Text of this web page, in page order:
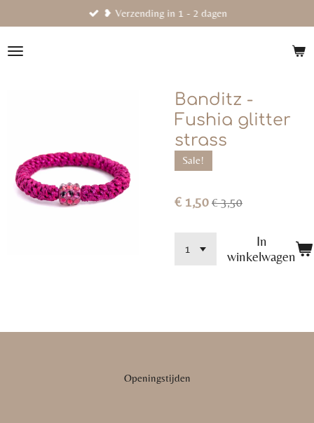
direct
naar
de
❥ Verzending in 1 - 2 dagen
Banditz -
Fushia glitter
strass
Sale!
€ 1,50 € 3,50
In
winkelwagen
Openingstijden